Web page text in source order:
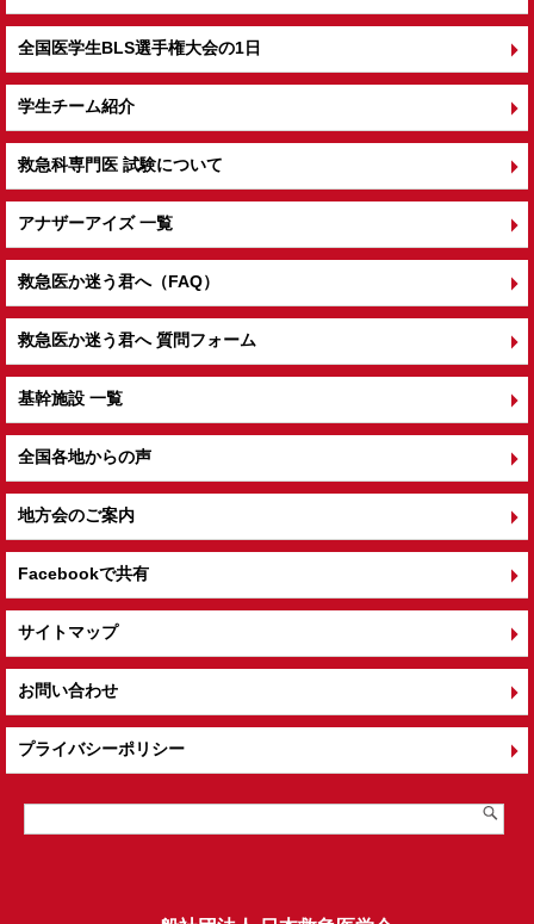
全国医学生BLS選手権大会の1日
学生チーム紹介
救急科専門医 試験について
アナザーアイズ 一覧
救急医か迷う君へ（FAQ）
救急医か迷う君へ 質問フォーム
基幹施設 一覧
全国各地からの声
地方会のご案内
Facebookで共有
サイトマップ
お問い合わせ
プライバシーポリシー